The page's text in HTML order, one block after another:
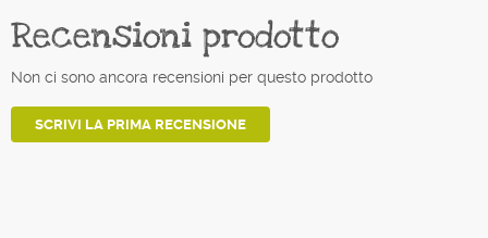
Recensioni prodotto
Non ci sono ancora recensioni per questo prodotto
SCRIVI LA PRIMA RECENSIONE